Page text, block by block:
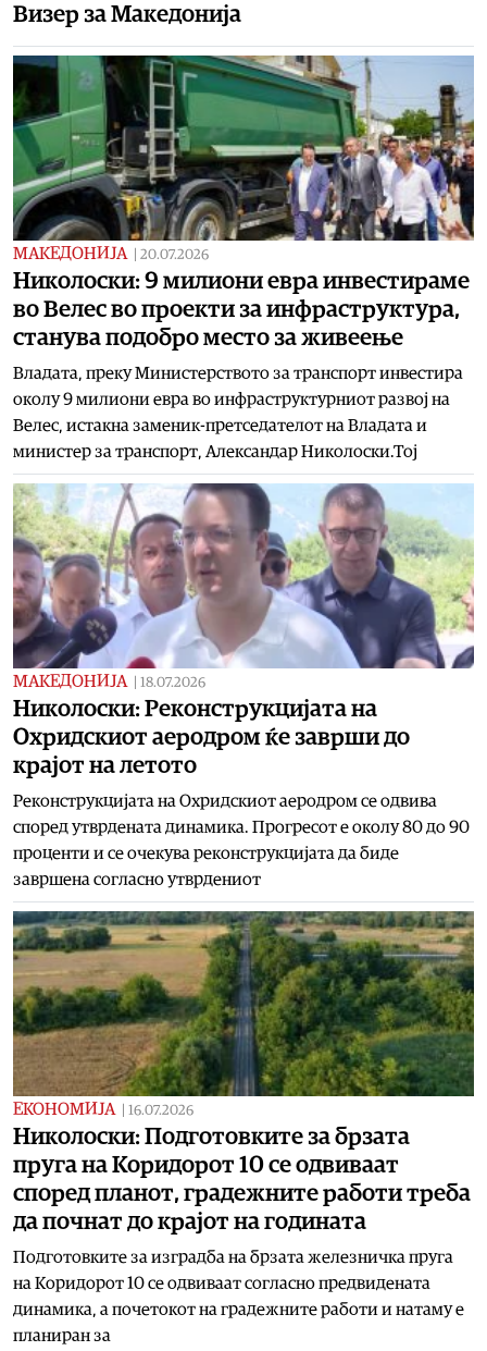
Визер за Македонија
МАКЕДОНИЈА 20.07.2026
Николоски: 9 милиони евра инвестирaме
во Вeлес во проекти за инфраструктура,
станува подобро место за живеење
Владата, преку Министерството за транспорт инвестира
околу 9 милиони евра во инфраструктурниот развој на
Велес, истакна заменик-претседателот на Владата и
министер за транспорт, Александар Николоски.Тој
МАКЕДОНИЈА 18.07.2026
Николоски: Реконструкцијата на
Охридскиот аеродром ќе заврши до
крајот на летото
Реконструкцијата на Охридскиот аеродром се одвива
според утврдената динамика. Прогресот е околу 80 до 90
проценти и се очекува реконструкцијата да биде
завршена согласно утврдениот
ЕКОНОМИЈА 16.07.2026
Николоски: Подготовките за брзата
пруга на Коридорот 10 се одвиваат
според планот, градежните работи треба
да почнат до крајот на годината
Подготовките за изградба на брзата железничка пруга
на Коридорот 10 се одвиваат согласно предвидената
динамика, а почетокот на градежните работи и натаму е
планиран за